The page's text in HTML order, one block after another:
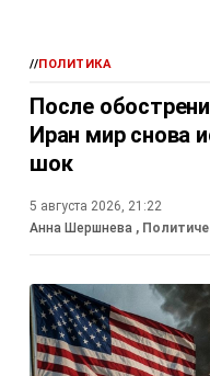
//ПОЛИТИКА
После
Иран мир снова
шок
5 августа 2026, 21:22
Анна Шершнева ,